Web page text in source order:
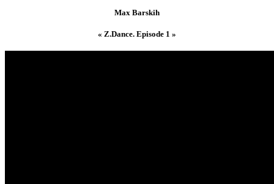
Max Barskih
« Z.Dance. Episode 1 »